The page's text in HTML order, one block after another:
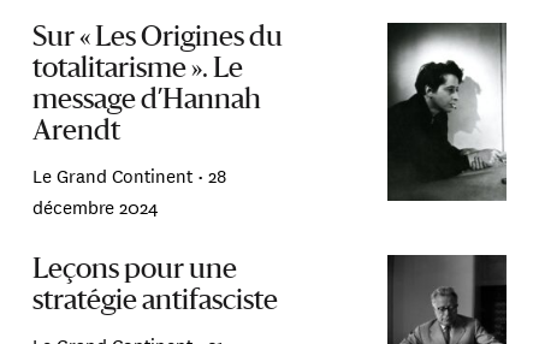
Sur « Les Origines du
totalitarisme ». Le
message d’Hannah
Arendt
Le Grand Continent •28
décembre 2024
Leçons pour une
stratégie antifasciste